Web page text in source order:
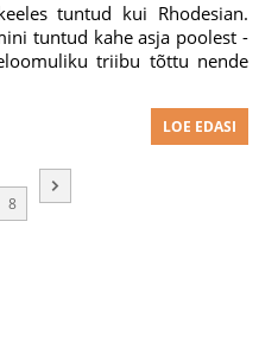
tuntud kui Rhodesian.
tuntud kahe asja poolest -
triibu tõttu nende
LOE EDASI
8